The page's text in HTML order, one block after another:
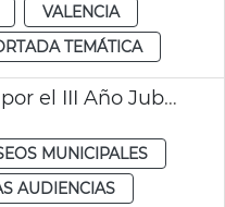
VALENCIA
TEMÁTICA
Almudín - Exposición por el III Año Jubilar del Santo Cáliz
MUNICIPALES
AUDIENCIAS